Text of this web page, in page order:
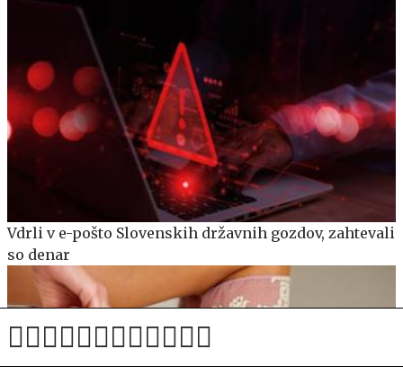
Vdrli v e-pošto Slovenskih državnih gozdov, zahtevali
so denar